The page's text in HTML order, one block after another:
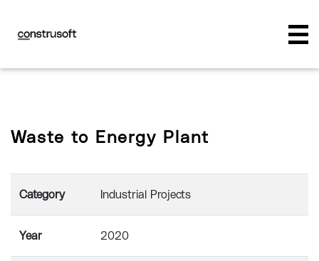
Waste to Energy Plant
Category Industrial Projects
Year 2020